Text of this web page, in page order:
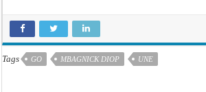
Tags GO MBAGNICK DIOP UNE